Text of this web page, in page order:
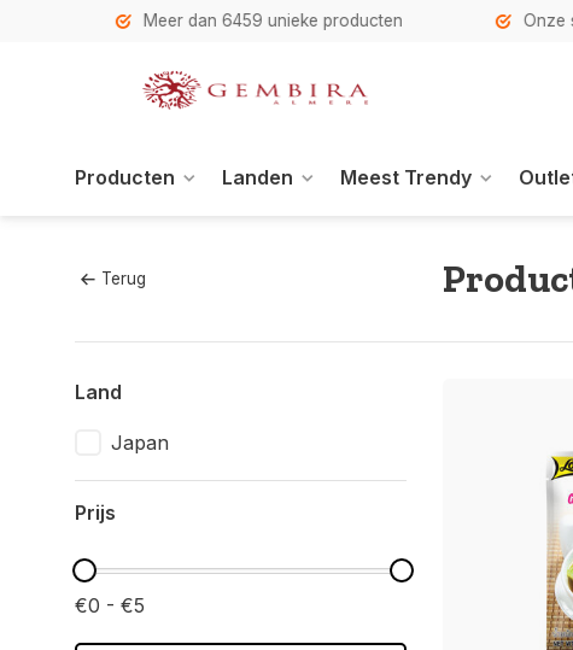
Meer dan 6459 unieke producten Onze
Producten Landen Meest Trendy
Terug
Land
Japan
Prijs
€0 - €5